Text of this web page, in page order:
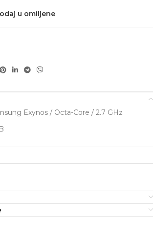
u omiljene
Exynos / Octa-Core / 2.7 GHz